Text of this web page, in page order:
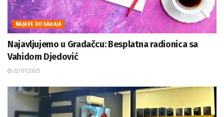
NAJAVE DOGAĐAJA
Najavljujemo u Gradačcu: Besplatna radionica sa
Vahidom Djedović
22/07/2025